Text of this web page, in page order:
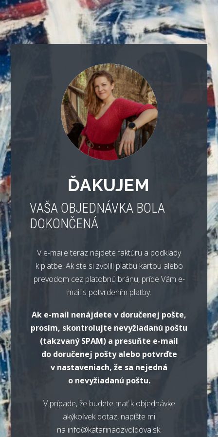
ĎAKUJEM
VAŠA OBJEDNÁVKA BOLA
DOKONČENÁ
V e-maile teraz nájdete faktúru a podklady
k platbe. Ak ste si zvolili platbu kartou alebo
prevodom cez platobnú bránu, príde Vám e-
mail s potvrdením platby.
Ak e-mail nenájdete v doručenej pošte,
prosím, skontrolujte nevyžiadanú poštu
(takzvaný SPAM) a presuňte e-mail
do doručenej pošty alebo potvrďte
v nastaveniach, že sa nejedná
o nevyžiadanú poštu.
V prípade, že budete mať k objednávke
akýkoľvek dotaz, napíšte mi
na info@katarinaozvoldova.sk.